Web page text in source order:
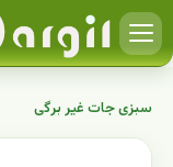
سبزی جات غیر برگی